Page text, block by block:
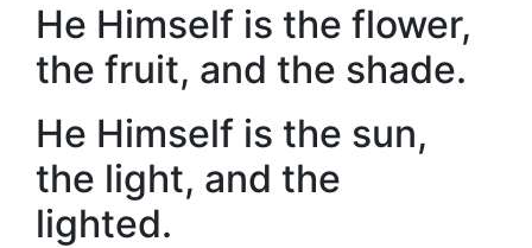
He Himself is the flower,
the fruit, and the shade.
He Himself is the sun,
the light, and the
lighted.